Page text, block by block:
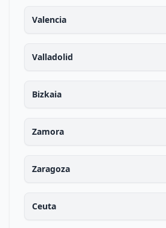
Valencia
Valladolid
Bizkaia
Zamora
Zaragoza
Ceuta